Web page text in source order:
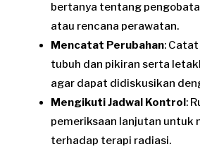
bertanya tentang
atau rencana perawatan.
Mencatat Perubahan:
tubuh dan pikiran serta
agar dapat didiskusikan
Mengikuti Jadwal Kontrol:
pemeriksaan lanjutan untuk
terhadap terapi radiasi.